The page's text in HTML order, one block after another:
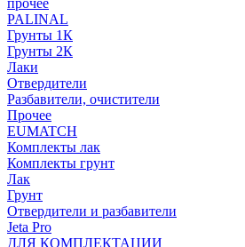
прочее
PALINAL
Грунты 1К
Грунты 2К
Лаки
Отвердители
Разбавители, очистители
Прочее
EUMATCH
Комплекты лак
Комплекты грунт
Лак
Грунт
Отвердители и разбавители
Jeta Pro
ДЛЯ КОМПЛЕКТАЦИИ